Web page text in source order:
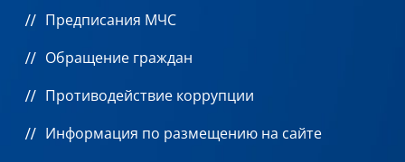
Предписания МЧС
Обращение граждан
Противодействие коррупции
Информация по размещению на сайте